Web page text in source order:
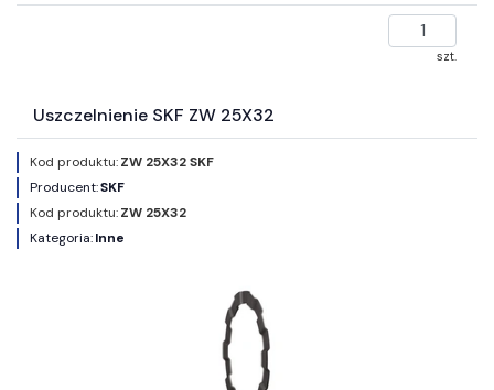
szt.
Uszczelnienie SKF ZW 25X32
Kod produktu:ZW 25X32 SKF
Producent:SKF
Kod produktu:ZW 25X32
Kategoria:Inne